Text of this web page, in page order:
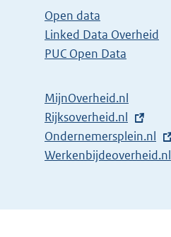
t
e
r
l
i
n
k
Open data
Linked Data Overheid
PUC Open Data
MijnOverheid.nl
E
x
t
n
Rijksoverheid.nl
E
x
r
Ondernemersplein.nl
E
e
Werkenbijdeoverheid.nl